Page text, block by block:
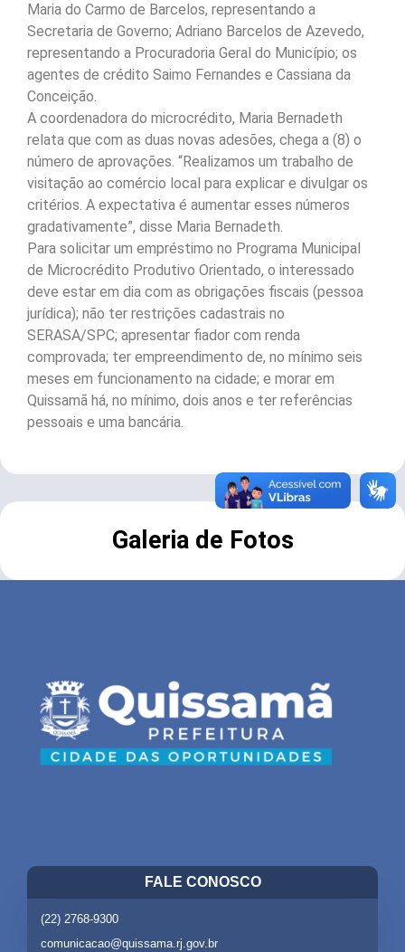
Maria do Carmo de Barcelos, representando a
Secretaria de Governo; Adriano Barcelos de Azevedo,
representando a Procuradoria Geral do Município; os
agentes de crédito Saimo Fernandes e Cassiana da
Conceição.
A coordenadora do microcrédito, Maria Bernadeth
relata que com as duas novas adesões, chega a (8) o
número de aprovações. “Realizamos um trabalho de
visitação ao comércio local para explicar e divulgar os
critérios. A expectativa é aumentar esses números
gradativamente”, disse Maria Bernadeth.
Para solicitar um empréstimo no Programa Municipal
de Microcrédito Produtivo Orientado, o interessado
deve estar em dia com as obrigações fiscais (pessoa
jurídica); não ter restrições cadastrais no
SERASA/SPC; apresentar fiador com renda
comprovada; ter empreendimento de, no mínimo seis
meses em funcionamento na cidade; e morar em
Quissamã há, no mínimo, dois anos e ter referências
pessoais e uma bancária.
Galeria de Fotos
FALE CONOSCO
(22) 2768-9300
comunicacao@quissama.rj.gov.br